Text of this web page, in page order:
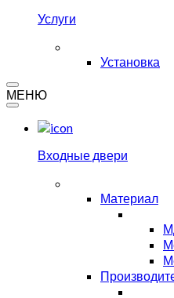
Услуги
Установка
МЕНЮ
Входные двери
Материал